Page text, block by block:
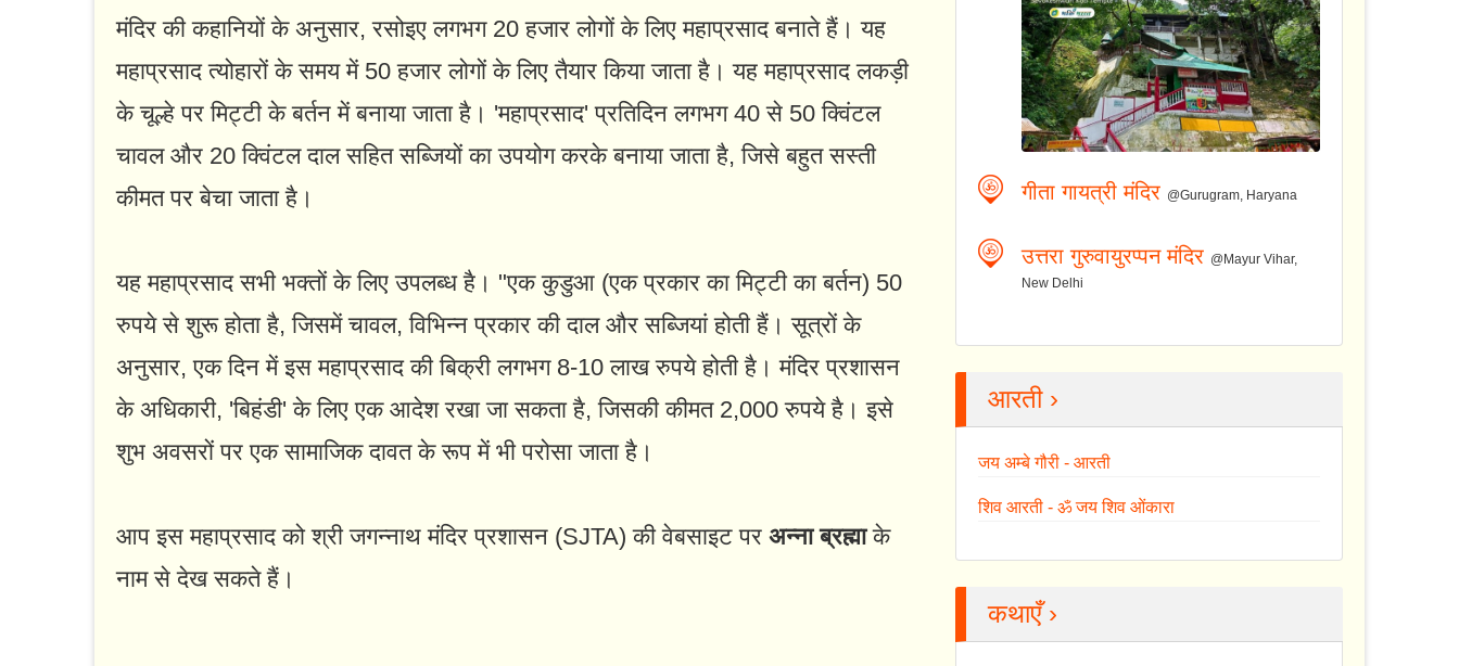
मंदिर की कहानियों के अनुसार, रसोइए लगभग 20 हजार लोगों के लिए महाप्रसाद बनाते हैं। यह
महाप्रसाद त्योहारों के समय में 50 हजार लोगों के लिए तैयार किया जाता है। यह महाप्रसाद लकड़ी
के चूल्हे पर मिट्टी के बर्तन में बनाया जाता है। 'महाप्रसाद' प्रतिदिन लगभग 40 से 50 क्विंटल
चावल और 20 क्विंटल दाल सहित सब्जियों का उपयोग करके बनाया जाता है, जिसे बहुत सस्ती
कीमत पर बेचा जाता है।
यह महाप्रसाद सभी भक्तों के लिए उपलब्ध है। "एक कुडुआ (एक प्रकार का मिट्टी का बर्तन) 50
रुपये से शुरू होता है, जिसमें चावल, विभिन्न प्रकार की दाल और सब्जियां होती हैं। सूत्रों के
अनुसार, एक दिन में इस महाप्रसाद की बिक्री लगभग 8-10 लाख रुपये होती है। मंदिर प्रशासन
के अधिकारी, 'बिहंडी' के लिए एक आदेश रखा जा सकता है, जिसकी कीमत 2,000 रुपये है। इसे
शुभ अवसरों पर एक सामाजिक दावत के रूप में भी परोसा जाता है।
आप इस महाप्रसाद को श्री जगन्नाथ मंदिर प्रशासन (SJTA) की वेबसाइट पर अन्ना ब्रह्माके
नाम से देख सकते हैं।
गीता गायत्री मंदिर @Gurugram, Haryana
उत्तरा गुरुवायुरप्पन मंदिर @Mayur Vihar,
New Delhi
आरती ›
जय अम्बे गौरी - आरती
शिव आरती - ॐ जय शिव ओंकारा
कथाएँ ›